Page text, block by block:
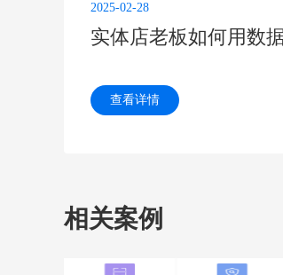
2025-02-28
实体店老板如何用数
查看详情
相关案例